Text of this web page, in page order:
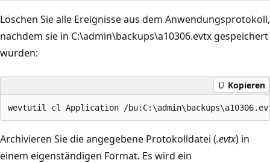
Löschen Sie alle Ereignisse aus dem Anwendungsprotokoll,
nachdem sie in C:\admin\backups\a10306.evtx gespeichert
wurden:
Kopieren
Archivieren Sie die angegebene Protokolldatei (.evtx) in
einem eigenständigen Format. Es wird ein